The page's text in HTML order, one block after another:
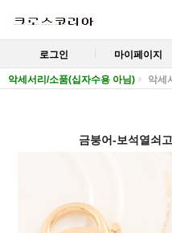
로그인 마이페이지
악세서리/소품(십자수용 아님) 악세
금붕어-보석열쇠